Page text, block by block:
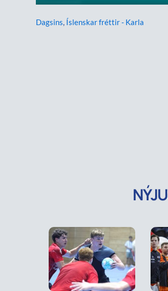
Dagsins, Íslenskar fréttir - Karla